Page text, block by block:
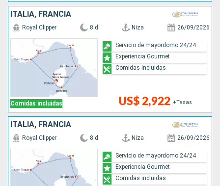
ITALIA, FRANCIA
Comidas incluidas
Royal Clipper 8 d Niza 26/09/2026
US$ 2,922 +Tasas
Servicio de mayordomo 24/24
Experiencia Gourmet
Comidas incluidas
ITALIA, FRANCIA
Royal Clipper 8 d Niza 26/09/2026
Servicio de mayordomo 24/24
Experiencia Gourmet
Comidas incluidas